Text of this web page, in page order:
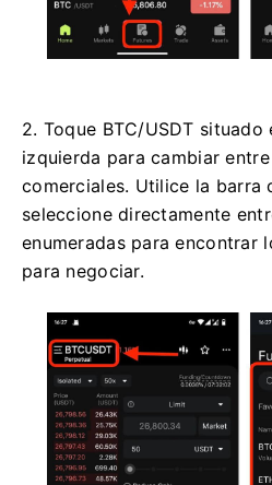
2. Toque BTC/USDT
izquierda para cambiar
comerciales. Utilice la barra
seleccione directamente
enumeradas para encontrar
para negociar.